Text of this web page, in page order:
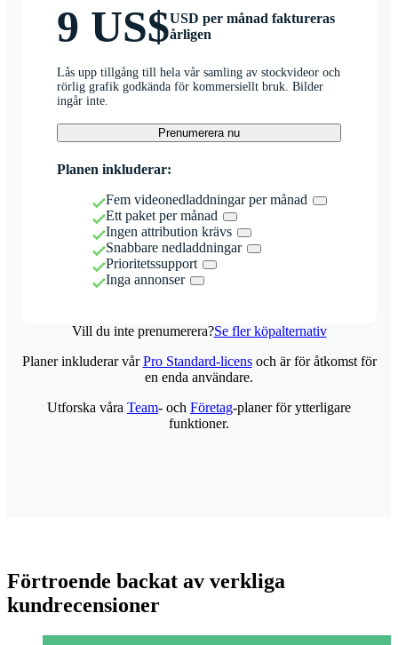
9 US$USD per månad faktureras
årligen
Lås upp tillgång till hela vår samling av stockvideor och
rörlig grafik godkända för kommersiellt bruk. Bilder
ingår inte.
Prenumerera nu
Planen inkluderar:
Fem videonedladdningar per månad
Ett paket per månad
Ingen attribution krävs
Snabbare nedladdningar
Prioritetssupport
Inga annonser
Vill du inte prenumerera?Se fler köpalternativ
Planer inkluderar vårPro Standard-licensoch är för åtkomst för
en enda användare.
Utforska våra Team- och Företag-planer för ytterligare
funktioner.
Förtroende backat av verkliga
kundrecensioner